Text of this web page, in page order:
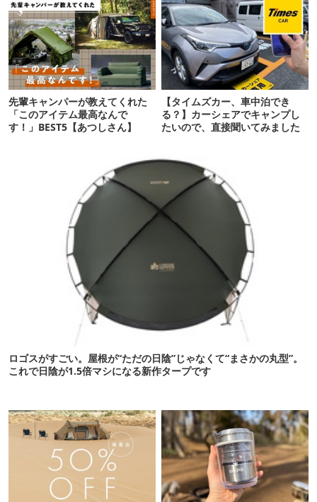
先輩キャンパーが教えてくれた
「このアイテム最高なんで
す！」BEST5【あつしさん】
【タイムズカー、車中泊でき
る？】カーシェアでキャンプし
たいので、直接聞いてみました
ロゴスがすごい。屋根が“ただの日陰”じゃなくて“まさかの丸型”。
これで日陰が1.5倍マシになる新作タープです